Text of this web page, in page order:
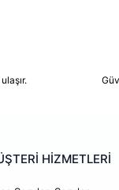
HİZMETLERİ